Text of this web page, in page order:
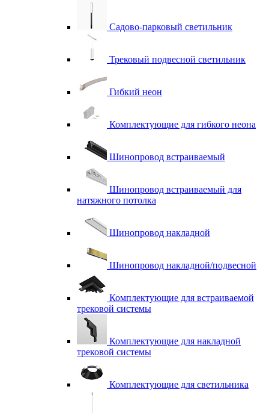
Садово-парковый светильник
Трековый подвесной светильник
Гибкий неон
Комплектующие для гибкого неона
Шинопровод встраиваемый
Шинопровод встраиваемый для
натяжного потолка
Шинопровод накладной
Шинопровод накладной/подвесной
Комплектующие для встраиваемой
трековой системы
Комплектующие для накладной
трековой системы
Комплектующие для светильника